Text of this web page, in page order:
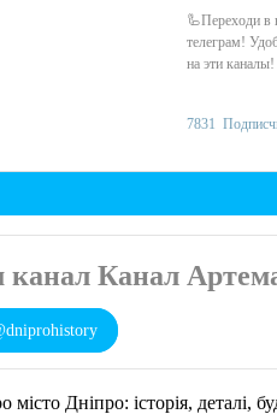
🦾Переходи в
телеграм!
на эти
7831
канал Канал
місто Дніпро: історія, деталі,